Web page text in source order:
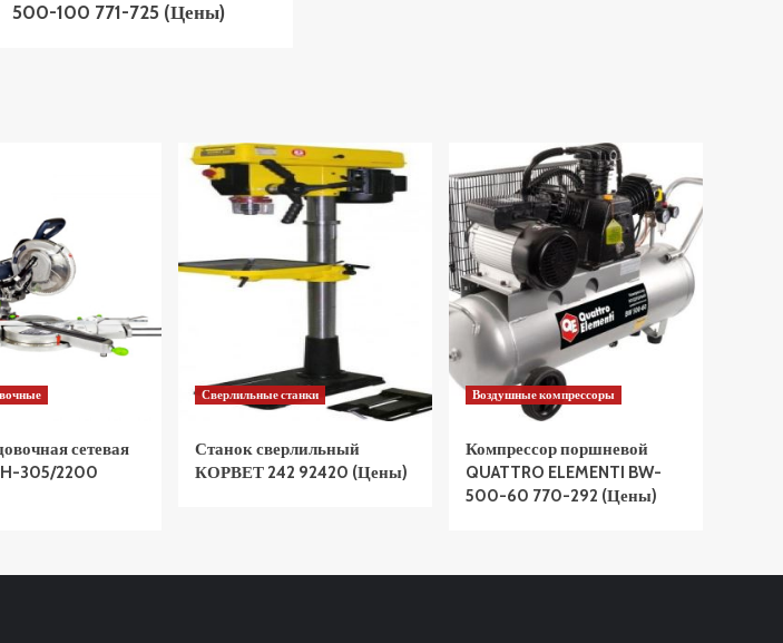
500-100 771-725 (Цены)
сетевая
305/2200
Сверлильные станки
Станок сверлильный
КОРВЕТ 242 92420 (Цены)
Воздушные компрессоры
Компрессор поршневой
QUATTRO ELEMENTI BW-
500-60 770-292 (Цены)